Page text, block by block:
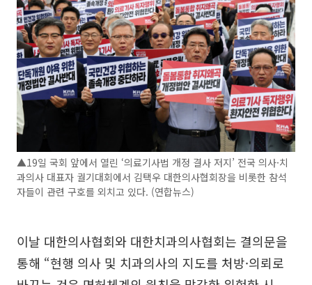
▲19일 국회 앞에서 열린 ‘의료기사법 개정 결사 저지’ 전국 의사·치
과의사 대표자 궐기대회에서 김택우 대한의사협회장을 비롯한 참석
자들이 관련 구호를 외치고 있다. (연합뉴스)
이날 대한의사협회와 대한치과의사협회는 결의문을
통해 “현행 의사 및 치과의사의 지도를 처방·의뢰로